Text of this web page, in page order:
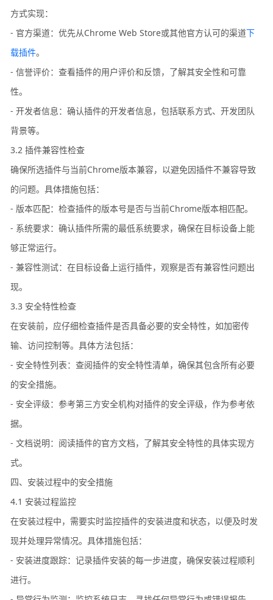
方式实现：
- 官方渠道：优先从Chrome Web Store或其他官方认可的渠道下
载插件。
- 信誉评价：查看插件的用户评价和反馈，了解其安全性和可靠
性。
- 开发者信息：确认插件的开发者信息，包括联系方式、开发团队
背景等。
3.2 插件兼容性检查
确保所选插件与当前Chrome版本兼容，以避免因插件不兼容导致
的问题。具体措施包括：
- 版本匹配：检查插件的版本号是否与当前Chrome版本相匹配。
- 系统要求：确认插件所需的最低系统要求，确保在目标设备上能
够正常运行。
- 兼容性测试：在目标设备上运行插件，观察是否有兼容性问题出
现。
3.3 安全特性检查
在安装前，应仔细检查插件是否具备必要的安全特性，如加密传
输、访问控制等。具体方法包括：
- 安全特性列表：查阅插件的安全特性清单，确保其包含所有必要
的安全措施。
- 安全评级：参考第三方安全机构对插件的安全评级，作为参考依
据。
- 文档说明：阅读插件的官方文档，了解其安全特性的具体实现方
式。
四、安装过程中的安全措施
4.1 安装过程监控
在安装过程中，需要实时监控插件的安装进度和状态，以便及时发
现并处理异常情况。具体措施包括：
- 安装进度跟踪：记录插件安装的每一步进度，确保安装过程顺利
进行。